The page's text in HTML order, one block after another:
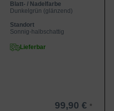
Blatt- / Nadelfarbe
Dunkelgrün (glänzend)
Standort
Sonnig-halbschattig
Lieferbar
99,90 €